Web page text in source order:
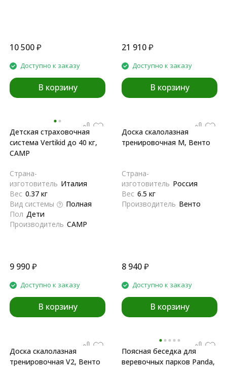
10 500₽
Доступно к заказу
В корзину
21 910₽
Доступно к заказу
В корзину
Детская страховочная
система Vertikid до 40 кг,
CAMP
Страна-
изготовитель Италия
Вес 0.37 кг
Вид системы
Полная
Пол Дети
Производитель CAMP
9 990₽
Доступно к заказу
В корзину
Доска скалолазная
тренировочная M, Венто
Страна-
изготовитель Россия
Вес 6.5 кг
Производитель Венто
8 940₽
Доступно к заказу
В корзину
Доска скалолазная
тренировочная V2, Венто
Поясная беседка для
веревочных парков Panda,